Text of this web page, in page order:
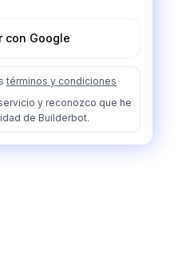
con Google
términos y condiciones
y reconozco que he
de Builderbot.